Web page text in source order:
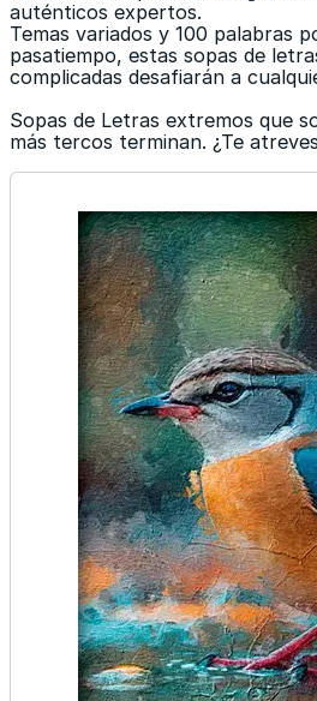
auténticos expertos.
Temas variados y 100 palabras
pasatiempo, estas sopas de
complicadas desafiarán a
Sopas de Letras extremos que
más tercos terminan. ¿Te